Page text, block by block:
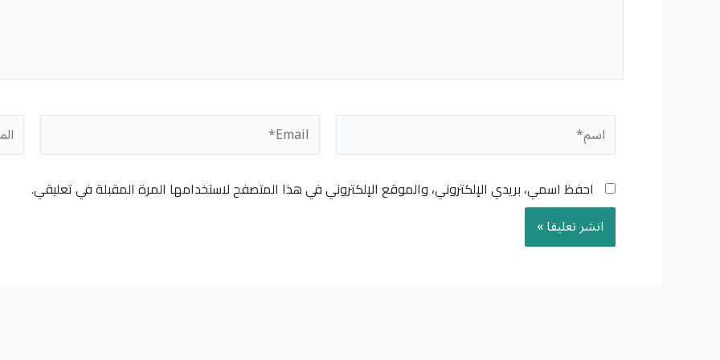
اسم* Email*
احفظ اسمي، بريدي الإلكتروني، والموقع الإلكتروني في هذا المتصفح لاستخدامها المرة المقبلة في تعليقي.